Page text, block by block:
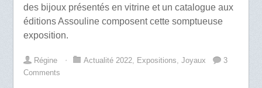
des bijoux présentés en vitrine et un catalogue aux
éditions Assouline composent cette somptueuse
exposition.
Régine ⋅ Actualité 2022, Expositions Joyaux
3
Comments